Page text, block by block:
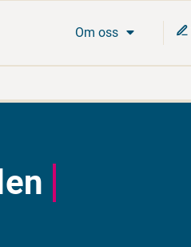
Om oss